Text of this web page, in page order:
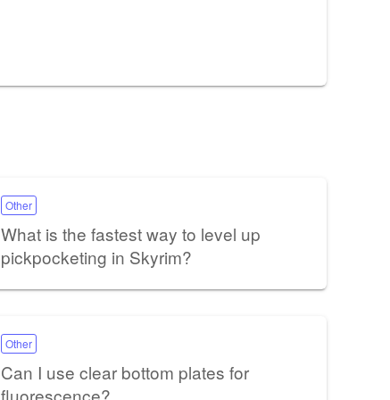
Other
What is the fastest way to level up
pickpocketing in Skyrim?
Other
Can I use clear bottom plates for
fluorescence?